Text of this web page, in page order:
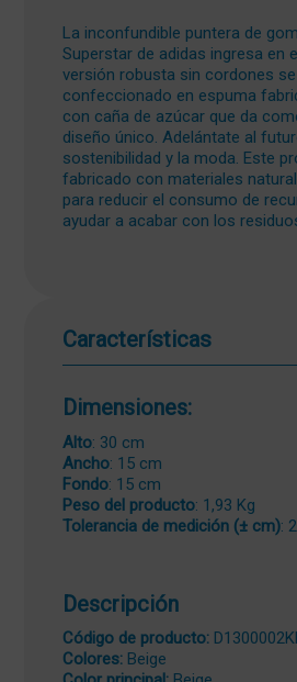
La inconfundible puntera de
Superstar de adidas ingresa en
versión robusta sin cordones
confeccionado en espuma
con caña de azúcar que da
diseño único. Adelántate al
sostenibilidad y la moda. Este
fabricado con materiales
para reducir el consumo de
ayudar a acabar con los
Características
Dimensiones:
Alto: 30 cm
Ancho: 15 cm
Fondo: 15 cm
Peso del producto: 1,93 Kg
Tolerancia de medición (± cm):
Descripción
Código de producto:
Colores: Beige